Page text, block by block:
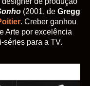
(2001, de Gregg
. Creber ganhou
Arte por excelência
séries para a TV.